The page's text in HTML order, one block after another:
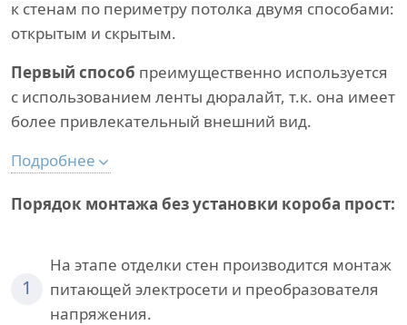
к стенам по периметру потолка двумя способами:
открытым и скрытым.
Первый способ преимущественно используется
с использованием ленты дюралайт, т.к. она имеет
более привлекательный внешний вид.
Подробнее
Порядок монтажа без установки короба прост:
1
На этапе отделки стен производится монтаж
питающей электросети и преобразователя
напряжения.